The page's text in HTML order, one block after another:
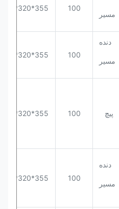
مسیر
100
355*320*563
دنده
مسیر
100
355*320*563
پیچ 100
355*320*563
دنده
مسیر
100
355*320*363